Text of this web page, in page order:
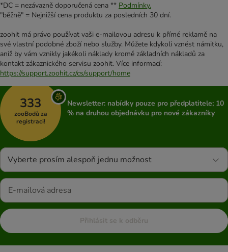
*DC = nezávazně doporučená cena ** Podmínky.
"běžně" = Nejnižší cena produktu za posledních 30 dní.
zoohit má právo používat vaši e-mailovou adresu k přímé reklamě na
své vlastní podobné zboží nebo služby. Můžete kdykoli vznést námitku,
aniž by vám vznikly jakékoli náklady kromě základních nákladů za
kontakt zákaznického servisu zoohit. Více informací:
https://support.zoohit.cz/cs/support/home
333
zooBodů za
registraci!
Newsletter: nabídky pouze pro předplatitele; 10
% na druhou objednávku pro nové zákazníky
Vyberte prosím alespoň jednu možnost
Přihlásit se k odběru